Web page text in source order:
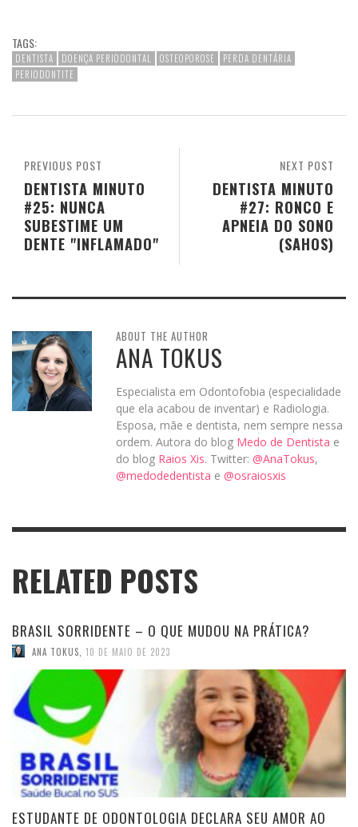
TAGS:
DENTISTA DOENÇA PERIODONTAL OSTEOPOROSE
PERDA DENTÁRIA
PERIODONTITE
NEXT POST
DENTISTA MINUTO
#27: RONCO E
APNEIA DO SONO
(SAHOS)
PREVIOUS POST
DENTISTA MINUTO
#25: NUNCA
SUBESTIME UM
DENTE "INFLAMADO"
ABOUT THE AUTHOR
ANA TOKUS
Especialista em Odontofobia (especialidade
que ela acabou de inventar) e Radiologia.
Esposa, mãe e dentista, nem sempre nessa
ordem. Autora do blog Medo de Dentista e
do blog Raios Xis. Twitter: @AnaTokus,
@medodedentista e @osraiosxis
RELATED POSTS
BRASIL SORRIDENTE – O QUE MUDOU NA PRÁTICA?
ANA TOKUS 10 DE MAIO DE 2023
ESTUDANTE DE ODONTOLOGIA DECLARA SEU AMOR AO